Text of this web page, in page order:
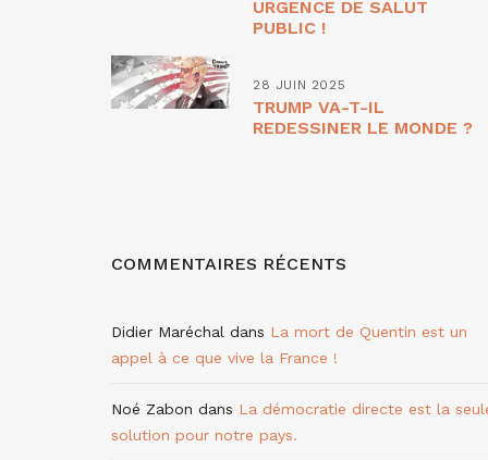
URGENCE DE SALUT
PUBLIC !
28 JUIN 2025
TRUMP VA-T-IL
REDESSINER LE MONDE ?
COMMENTAIRES RÉCENTS
Didier Maréchal dans La mort de Quentin est un
appel à ce que vive la France !
Noé Zabon dans La démocratie directe est la
solution pour notre pays.